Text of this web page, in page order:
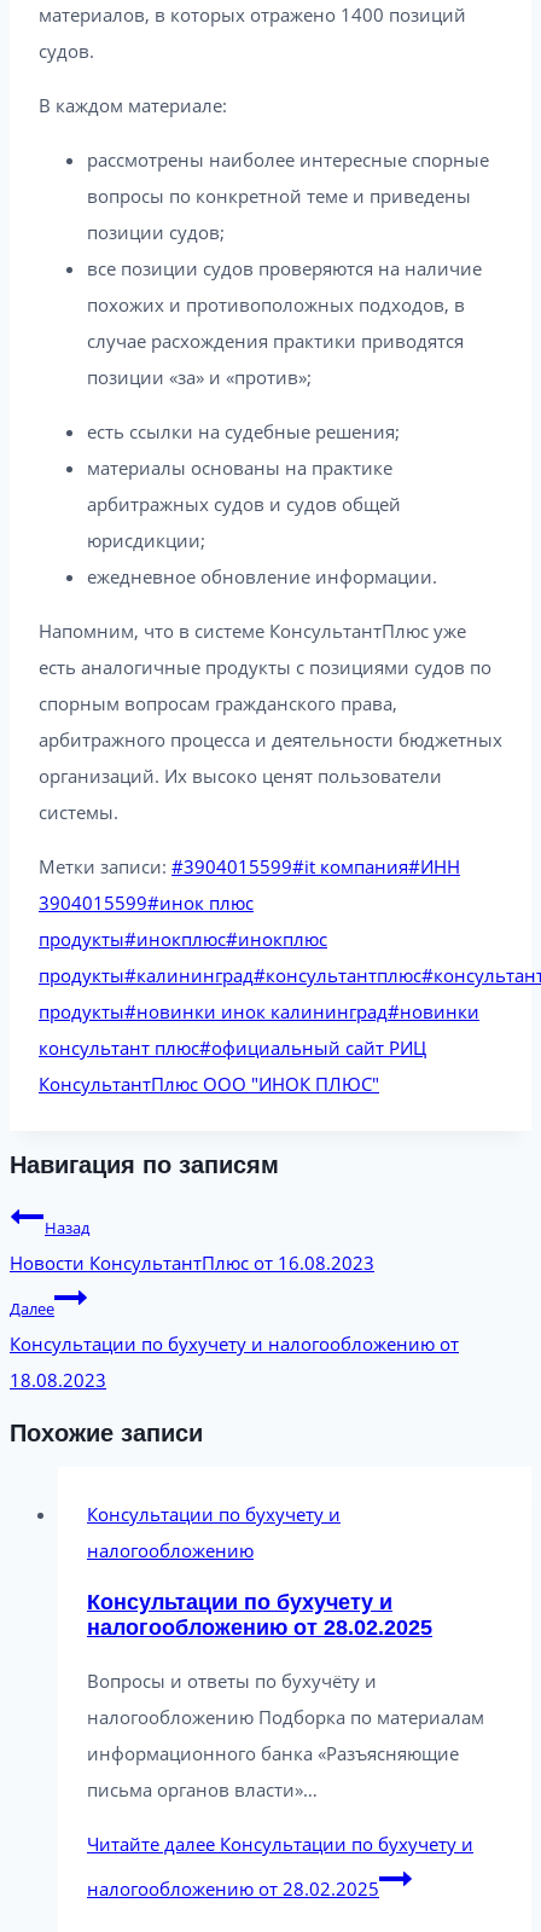
материалов, в которых отражено 1400 позиций
судов.
В каждом материале:
рассмотрены наиболее интересные спорные
вопросы по конкретной теме и приведены
позиции судов;
все позиции судов проверяются на наличие
похожих и противоположных подходов, в
случае расхождения практики приводятся
позиции «за» и «против»;
есть ссылки на судебные решения;
материалы основаны на практике
арбитражных судов и судов общей
юрисдикции;
ежедневное обновление информации.
Напомним, что в системе КонсультантПлюс уже
есть аналогичные продукты с позициями судов по
спорным вопросам гражданского права,
арбитражного процесса и деятельности бюджетных
организаций. Их высоко ценят пользователи
системы.
Метки записи: #3904015599#it компания#ИНН
3904015599#инок плюс
продукты#инокплюс#инокплюс
продукты#калининград#консультантплюс#
продукты#новинки инок калининград#новинки
консультант плюс#официальный сайт РИЦ
КонсультантПлюс ООО "ИНОК ПЛЮС"
Навигация по записям
Назад
Новости КонсультантПлюс от 16.08.2023
Далее
Консультации по бухучету и налогообложению от
18.08.2023
Похожие записи
Консультации по бухучету и
налогообложению
Консультации по бухучету и
налогообложению от 28.02.2025
Вопросы и ответы по бухучёту и
налогообложению Подборка по материалам
информационного банка «Разъясняющие
письма органов власти»…
Читайте далее Консультации по бухучету и
налогообложению от 28.02.2025